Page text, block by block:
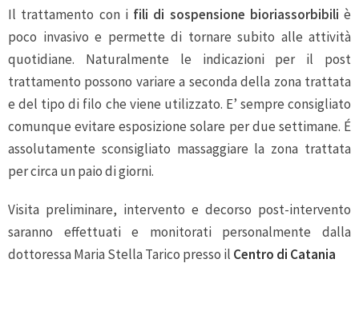
Il trattamento con i fili di sospensione bioriassorbibili è
poco invasivo e permette di tornare subito alle attività
quotidiane. Naturalmente le indicazioni per il post
trattamento possono variare a seconda della zona trattata
e del tipo di filo che viene utilizzato. E’ sempre consigliato
comunque evitare esposizione solare per due settimane. É
assolutamente sconsigliato massaggiare la zona trattata
per circa un paio di giorni.
Visita preliminare, intervento e decorso post-intervento
saranno effettuati e monitorati personalmente dalla
dottoressa Maria Stella Tarico presso il Centro di Catania